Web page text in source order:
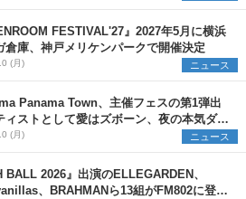
FESTIVAL'27』2027年5月に横浜
倉庫、神戸メリケンパークで開催決定
(月) ニュース
Panama Town、主催フェスの第1弾出
ィストとして愛はズボーン、夜の本気ダン
表 「plus∈you」のMVも公開に
(月) ニュース
BALL 2026』出演のELLEGARDEN、
、BRAHMANら13組がFM802に登